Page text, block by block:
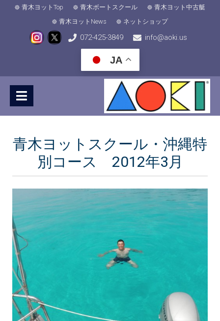
青木ヨットTop 青木ボートスクール
青木ヨット中古艇
青木ヨットNews
ネットショップ
072-425-3849 info@aoki.us
JA
青木ヨットスクール・沖縄特
別コース 2012年3月